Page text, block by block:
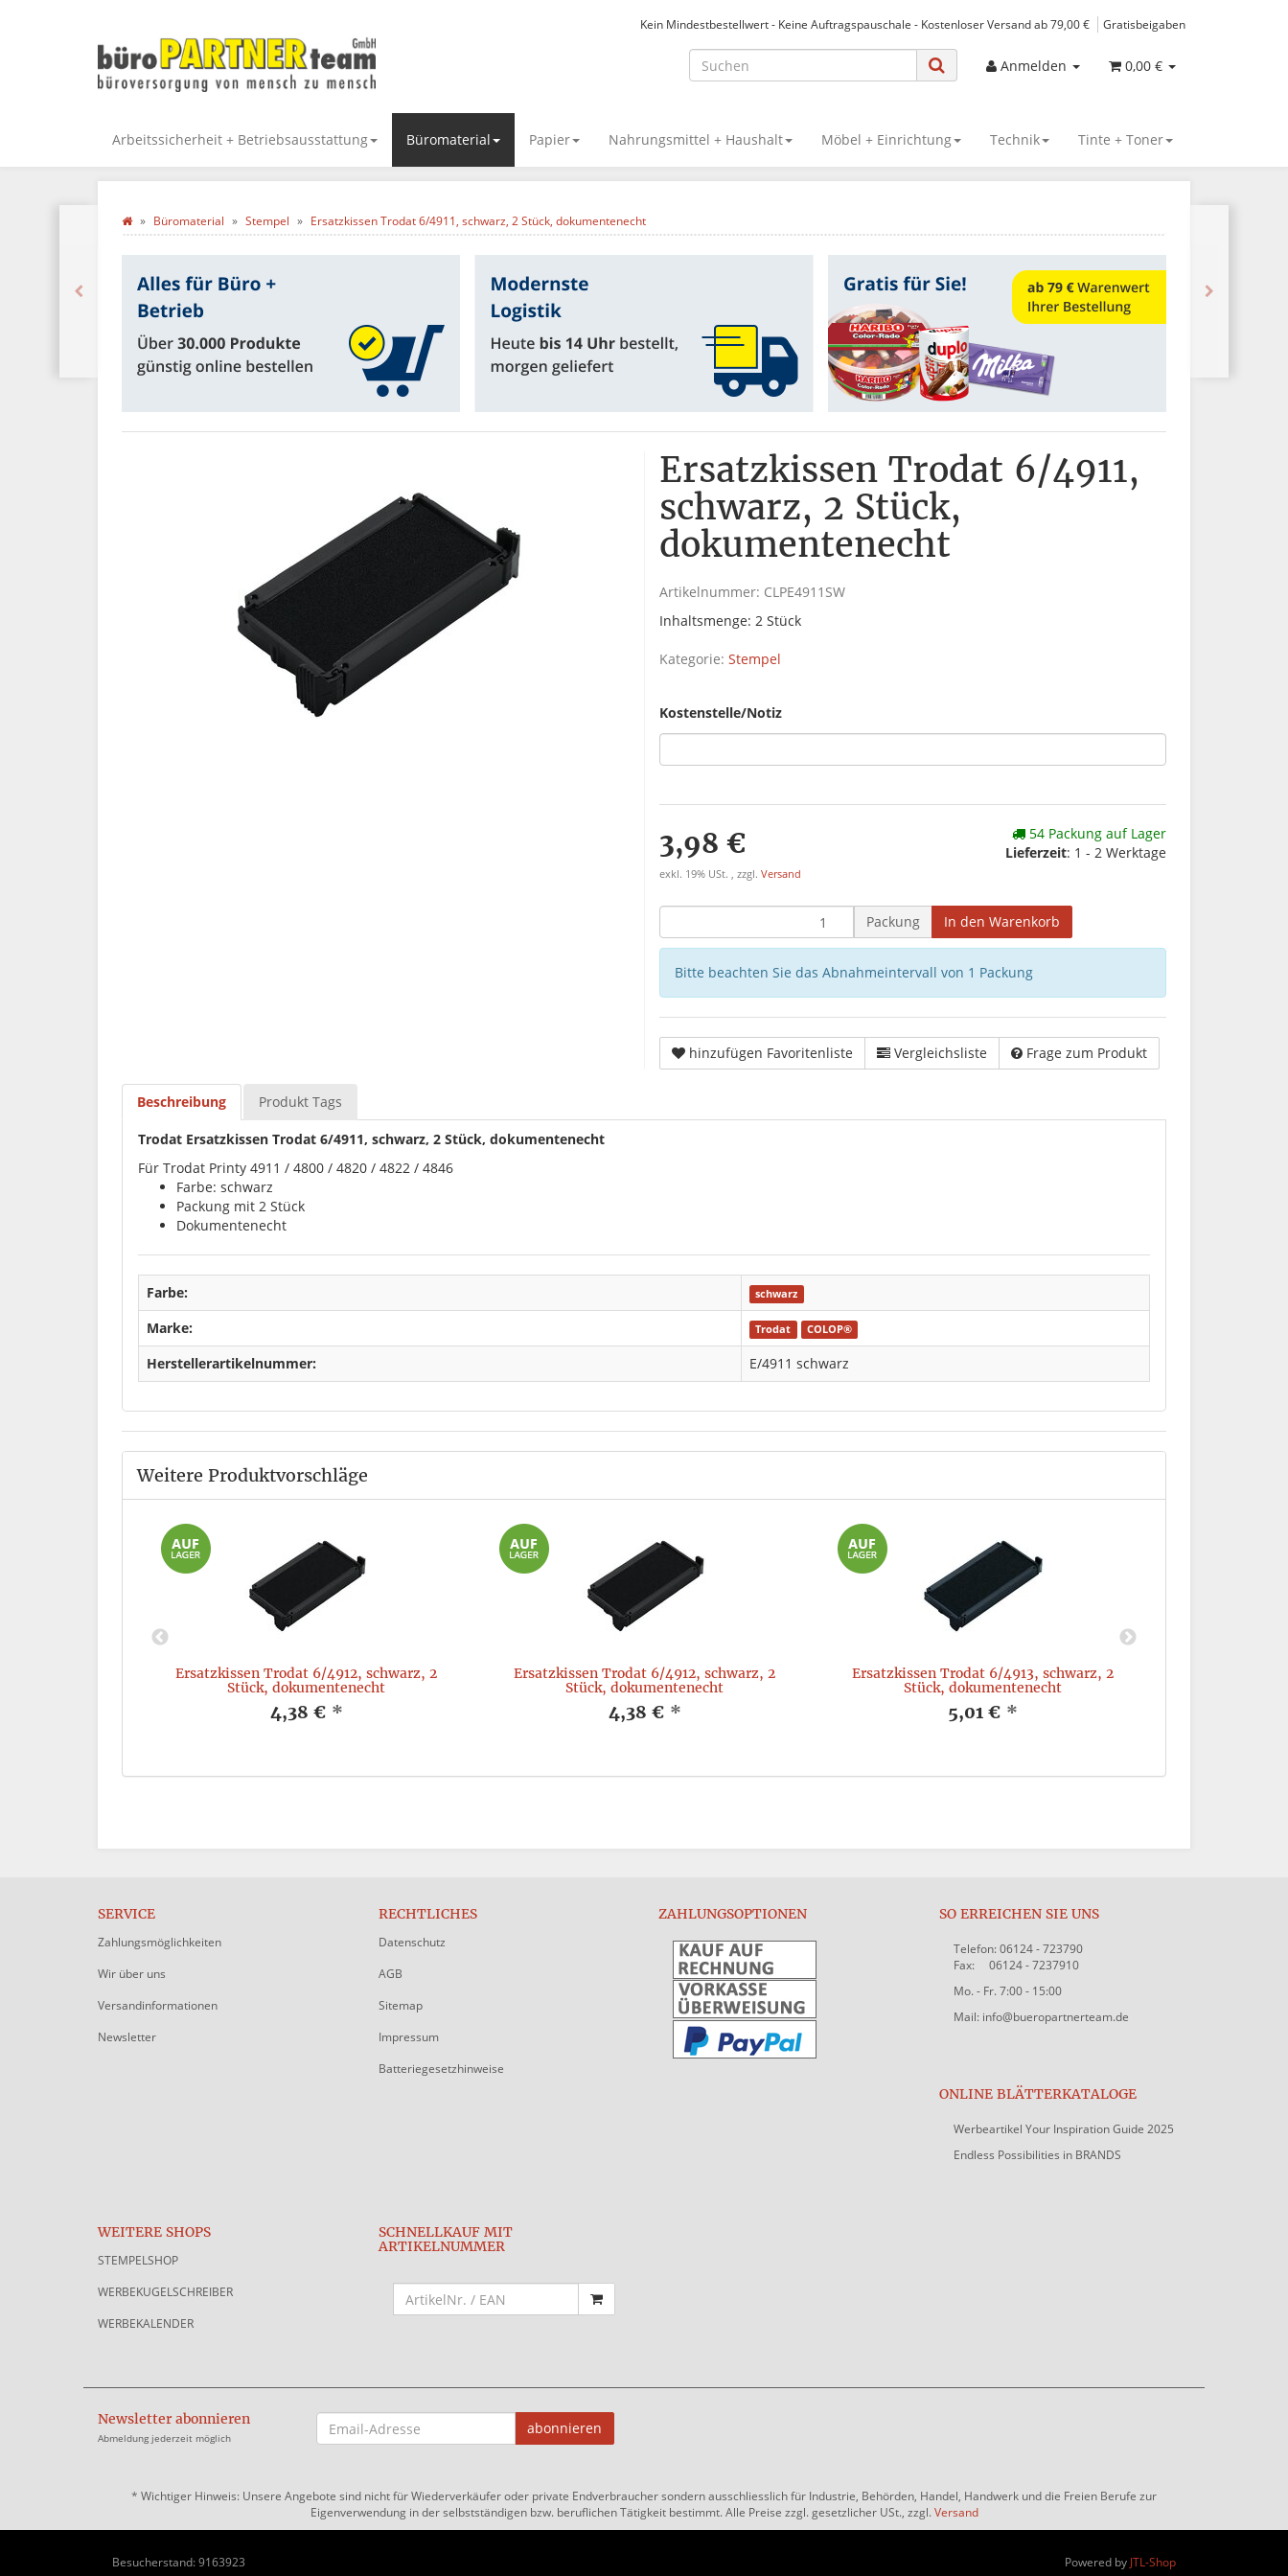
Kein Mindestbestellwert - Keine Auftragspauschale - Kostenloser Versand ab 79,00 € Gratisbeigaben
Anmelden 0,00 €
Arbeitssicherheit + Betriebsausstattung Büromaterial Papier Nahrungsmittel + Haushalt Möbel + Einrichtung Technik Tinte + Toner
Büromaterial Stempel Ersatzkissen Trodat 6/4911, schwarz, 2 Stück, dokumentenecht
Ersatzkissen Trodat 6/4911,
schwarz, 2 Stück,
dokumentenecht
Artikelnummer: CLPE4911SW
Inhaltsmenge: 2 Stück
Kategorie: Stempel
Kostenstelle/Notiz
3,98 €
exkl. 19% USt. , zzgl. Versand
54 Packung auf Lager
Lieferzeit: 1 - 2 Werktage
Packung In den Warenkorb
Bitte beachten Sie das Abnahmeintervall von 1 Packung
hinzufügen Favoritenliste Vergleichsliste Frage zum Produkt
Beschreibung Produkt Tags
Trodat Ersatzkissen Trodat 6/4911, schwarz, 2 Stück, dokumentenecht
Für Trodat Printy 4911 / 4800 / 4820 / 4822 / 4846
Farbe: schwarz
Packung mit 2 Stück
Dokumentenecht
Farbe: schwarz
Marke: Trodat COLOP®
Herstellerartikelnummer: E/4911 schwarz
Weitere Produktvorschläge
Ersatzkissen Trodat 6/4912, schwarz, 2
Stück, dokumentenecht
4,38 € *
Ersatzkissen Trodat 6/4912, schwarz, 2
Stück, dokumentenecht
4,38 € *
Ersatzkissen Trodat 6/4913, schwarz, 2
Stück, dokumentenecht
5,01 € *
SERVICE
Zahlungsmöglichkeiten
Wir über uns
Versandinformationen
Newsletter
RECHTLICHES
Datenschutz
AGB
Sitemap
Impressum
Batteriegesetzhinweise
ZAHLUNGSOPTIONEN SO ERREICHEN SIE UNS
Telefon: 06124 - 723790
Fax: 06124 - 7237910
Mo. - Fr. 7:00 - 15:00
Mail: info@bueropartnerteam.de
ONLINE BLÄTTERKATALOGE
Werbeartikel Your Inspiration Guide 2025
Endless Possibilities in BRANDS
WEITERE SHOPS
STEMPELSHOP
WERBEKUGELSCHREIBER
WERBEKALENDER
SCHNELLKAUF MIT
ARTIKELNUMMER
Newsletter abonnieren
Abmeldung jederzeit möglich
EMAIL-
ADRESSE
abonnieren
* Wichtiger Hinweis: Unsere Angebote sind nicht für Wiederverkäufer oder private Endverbraucher sondern ausschliesslich für Industrie, Behörden, Handel, Handwerk und die Freien Berufe zur
Eigenverwendung in der selbstständigen bzw. beruflichen Tätigkeit bestimmt. Alle Preise zzgl. gesetzlicher USt., zzgl.Versand
Besucherstand: 9163923 Powered by JTL-Shop